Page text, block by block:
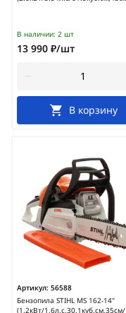
В наличии: 2 шт
13 990 ₽/шт
В корзину
Артикул: 56588
Бензопила STIHL MS 162-14"
(1.2кВт/